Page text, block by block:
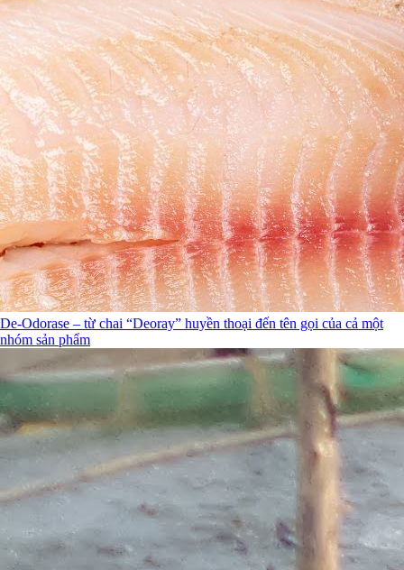
De-Odorase – từ chai “Deoray” huyền thoại đến tên gọi của cả một
nhóm sản phẩm